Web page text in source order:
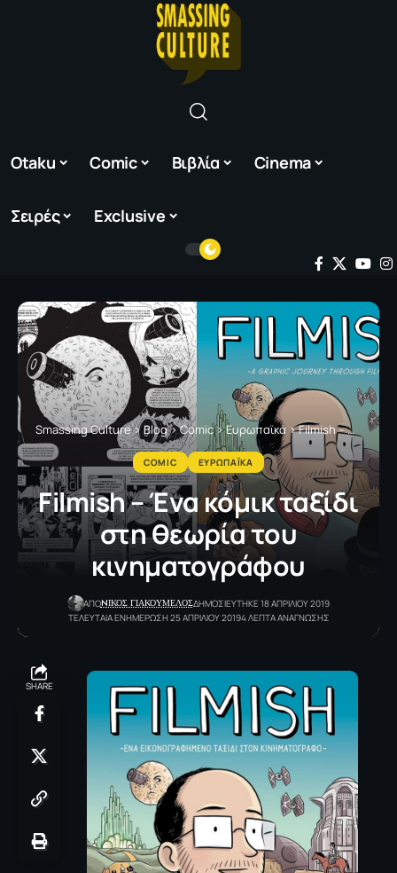
Otaku Comic Βιβλία Cinema
Σειρές Exclusive
Smassing Culture>Blog>Comic>Ευρωπαϊκά >Filmish – Ένα κόμικ ταξίδι στη θεωρία του κινηματογράφου
COMIC ΕΥΡΩΠΑΪΚΑ
Filmish – Ένα κόμικ ταξίδι
στη θεωρία του
κινηματογράφου
ΑΠΟNΙΚΟΣ ΓΙΑΚΟΥΜΕΛΟΣΔΗΜΟΣΙΕΥΤΗΚΕ 18 ΑΠΡΙΛΙΟΥ 2019
ΤΕΛΕΥΤΑΙΑ ΕΝΗΜΕΡΩΣΗ 25 ΑΠΡΙΛΙΟΥ 20194 ΛΕΠΤΑ ΑΝΑΓΝΩΣΗΣ
SHARE